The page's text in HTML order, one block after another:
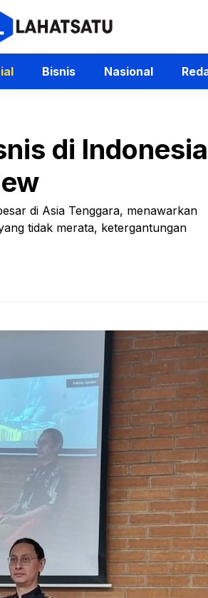
Bisnis Nasional
di
di Asia Tenggara, menawarkan
tidak merata, ketergantungan